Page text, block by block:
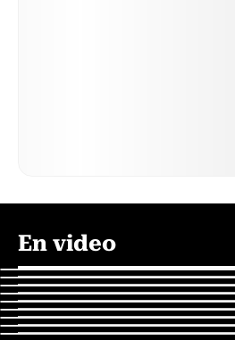
En video